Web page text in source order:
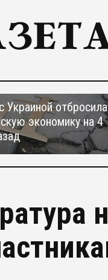
Украиной отбросила
экономику на 4